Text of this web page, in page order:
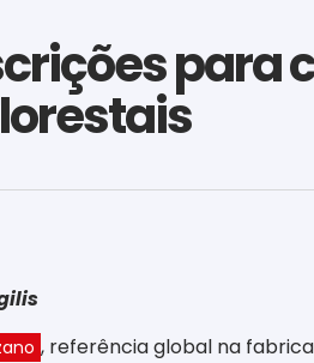
para
, referência global na